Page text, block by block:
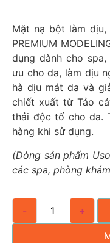
Mặt nạ bột làm
PREMIUM
dụng dành cho
ưu cho da, làm dịu
hà dịu mát da và
chiết xuất từ Tảo
thải độc tố cho da.
hàng khi sử dụng.
(Dòng sản phẩm
các spa, phòng
- +